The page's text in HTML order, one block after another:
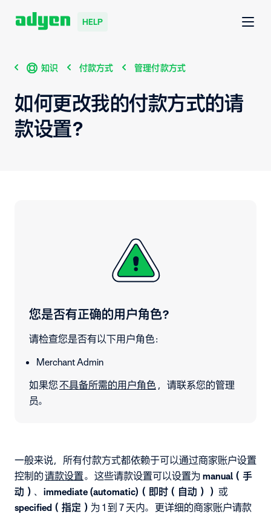
HELP
知识 付款方式 管理付款方式
如何更改我的付款方式的请
款设置？
您是否有正确的用户角色？
请检查您是否有以下用户角色：
Merchant Admin
如果您不具备所需的用户角色 ，请联系您的管理
员。
一般来说，所有付款方式都依赖于可以通过商家账户设置
控制的请款设置。这些请款设置可以设置为 manual（手
动） 、 immediate (automatic)（即时（自动）） 或
specified（指定） 为 1 到 7 天内。更详细的商家账户请款